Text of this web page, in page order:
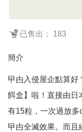
已售出： 183
簡介
曱甴入侵屋企點算好
餌盒】啦！直接由日
有15粒，一次過放多
曱甴全滅效果。而且